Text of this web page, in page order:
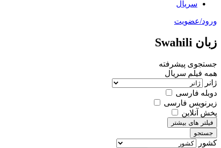
سریال
ورود/عضویت
زبان Swahili
جستجوی پیشرفته
همه فیلم سریال
ژانر
دوبله فارسی
زیرنویس فارسی
پخش آنلاین
فیلتر های بیشتر
جستجو
کشور